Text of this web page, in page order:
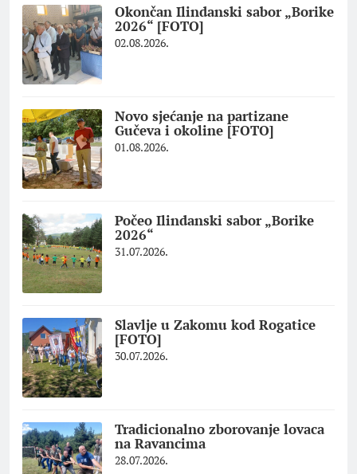
Okončan Ilindanski sabor „Borike
2026“ [FOTO]
02.08.2026.
Novo sjećanje na partizane
Gučeva i okoline [FOTO]
01.08.2026.
Počeo Ilindanski sabor „Borike
2026“
31.07.2026.
Slavlje u Zakomu kod Rogatice
[FOTO]
30.07.2026.
Tradicionalno zborovanje lovaca
na Ravancima
28.07.2026.